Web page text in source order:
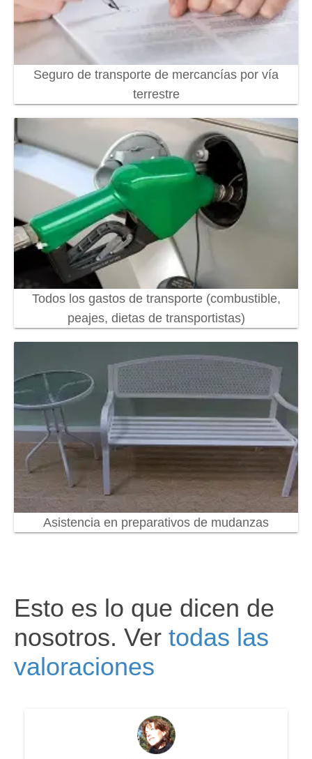
Seguro de transporte de mercancías por vía
terrestre
Todos los gastos de transporte (combustible,
peajes, dietas de transportistas)
Asistencia en preparativos de mudanzas
Esto es lo que dicen de
nosotros. Ver todas las
valoraciones